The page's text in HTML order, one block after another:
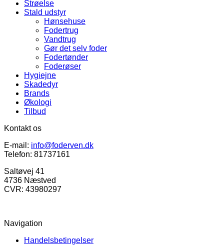
Strøelse
Stald udstyr
Hønsehuse
Fodertrug
Vandtrug
Gør det selv foder
Fodertønder
Foderøser
Hygiejne
Skadedyr
Brands
Økologi
Tilbud
Kontakt os
E-mail: info@foderven.dk
Telefon: 81737161
Saltøvej 41
4736 Næstved
CVR: 43980297
Navigation
Handelsbetingelser